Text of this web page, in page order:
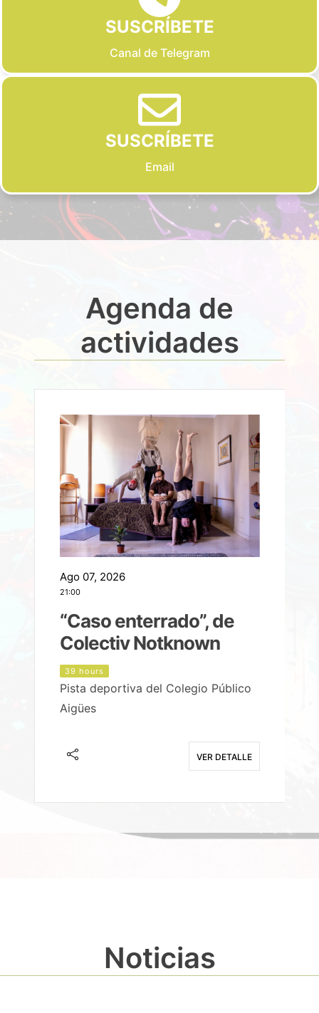
SUSCRÍBETE
Canal de Telegram
SUSCRÍBETE
Email
Agenda de
actividades
Ago 07, 2026
21:00
“Caso enterrado”, de
Colectiv Notknown
39 hours
Pista deportiva del Colegio Público
Aigües
VER DETALLE
Noticias